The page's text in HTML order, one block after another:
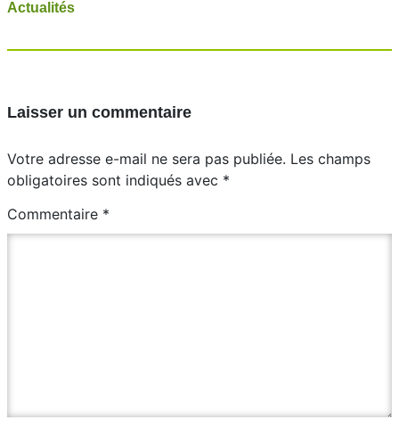
Actualités
Laisser un commentaire
Votre adresse e-mail ne sera pas publiée. Les champs
obligatoires sont indiqués avec *
Commentaire *